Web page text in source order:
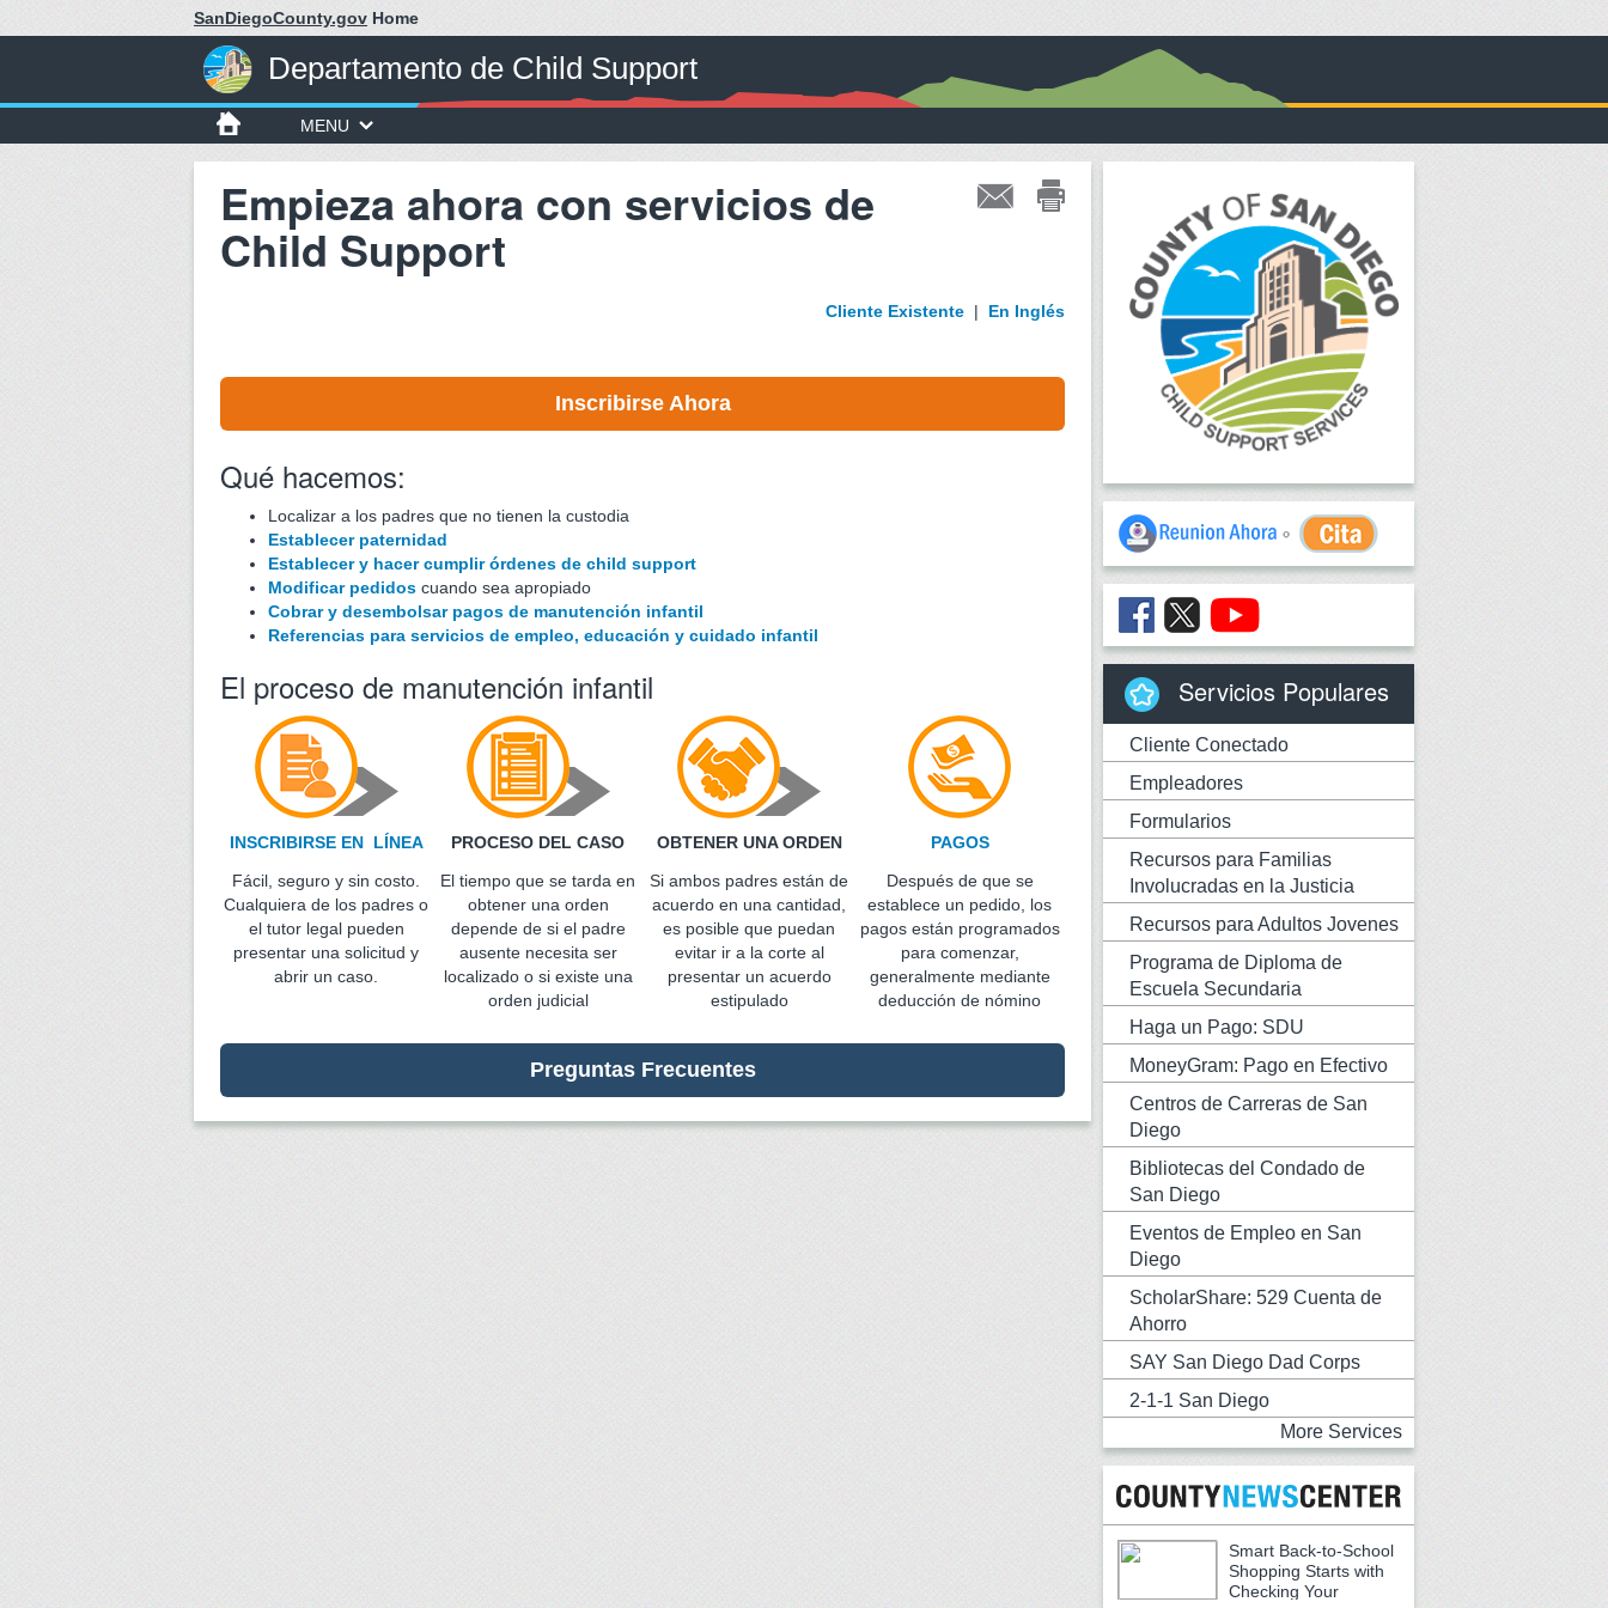
SanDiegoCounty.gov Home
Departamento de Child Support
MENU
Empieza ahora con servicios de
Child Support
Cliente Existente | En Inglés
Inscribirse Ahora
Qué hacemos:
Localizar a los padres que no tienen la custodia
Establecer paternidad
Establecer y hacer cumplir órdenes de child support
Modificar pedidos cuando sea apropiado
Cobrar y desembolsar pagos de manutención infantil
Referencias para servicios de empleo, educación y cuidado infantil
El proceso de manutención infantil
INSCRIBIRSE EN LÍNEA PROCESO DEL CASO OBTENER UNA ORDEN
PAGOS
Fácil, seguro y sin costo.
Cualquiera de los padres o
el tutor legal pueden
presentar una solicitud y
abrir un caso.
El tiempo que se tarda en
obtener una orden
depende de si el padre
ausente necesita ser
localizado o si existe una
orden judicial
Si ambos padres están de
acuerdo en una cantidad,
es posible que puedan
evitar ir a la corte al
presentar un acuerdo
estipulado
Después de que se
establece un pedido, los
pagos están programados
para comenzar,
generalmente mediante
deducción de nómino
Preguntas Frecuentes
Servicios Populares
Cliente Conectado
Empleadores
Formularios
Recursos para Familias
Involucradas en la Justicia
Recursos para Adultos Jovenes
Programa de Diploma de
Escuela Secundaria
Haga un Pago: SDU
MoneyGram: Pago en Efectivo
Centros de Carreras de San
Diego
Bibliotecas del Condado de
San Diego
Eventos de Empleo en San
Diego
ScholarShare: 529 Cuenta de
Ahorro
SAY San Diego Dad Corps
2-1-1 San Diego
More Services
Smart Back-to-School
Shopping Starts with
Checking Your